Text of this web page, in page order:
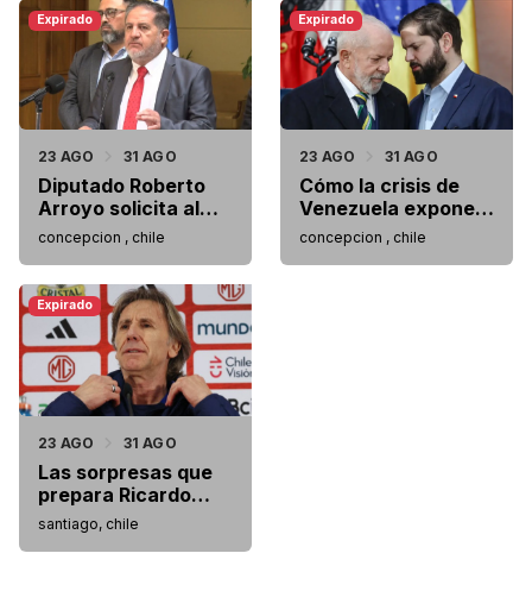
FONDAS Y OTROS
ESPACIOS
23 AGO 31 AGO
Diputado Roberto
Arroyo solicita al
gobierno revertir
decreto que permite
extranjeros al país.
concepcion , chile
Expirado
23 AGO 31 AGO
Cómo la crisis de
Venezuela expone
la brecha entre la
izquierda de Boric y
concepcion , chile
Expirado
23 AGO 31 AGO
Las sorpresas que
prepara Ricardo
Gareca
santiago, chile
Expirado